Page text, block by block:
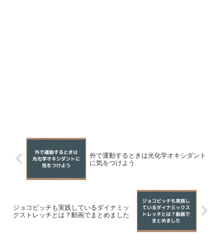
外で運動するときは光化学オキシダント
に気をつけよう
ジョコビッチも実践しているダイナミッ
クストレッチとは？動画でまとめました